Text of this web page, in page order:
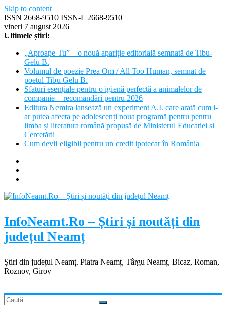
Skip to content
ISSN 2668-9510 ISSN-L 2668-9510
vineri 7 august 2026
Ultimele știri:
„Aproape Tu” – o nouă apariție editorială semnată de Tibu-
Gelu B.
Volumul de poezie Prea Om / All Too Human, semnat de
poetul Tibu Gelu B.
Sfaturi esențiale pentru o igienă perfectă a animalelor de
companie – recomandări pentru 2026
Editura Nemira lansează un experiment A.I. care arată cum i-
ar putea afecta pe adolescenți noua programă pentru pentru
limba și literatura română propusă de Ministerul Educației și
Cercetării
Cum devii eligibil pentru un credit ipotecar în România
InfoNeamt.Ro – Știri și noutăți din
județul Neamț
Știri din județul Neamț. Piatra Neamț, Târgu Neamț, Bicaz, Roman,
Roznov, Girov